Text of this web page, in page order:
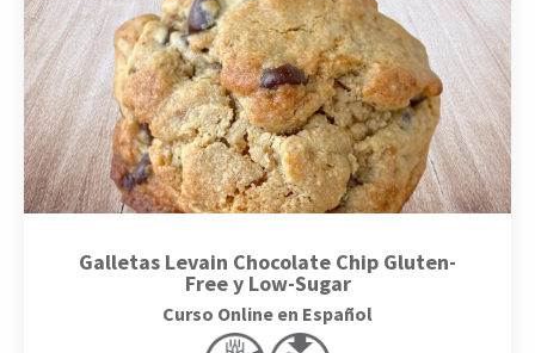
Galletas Levain Chocolate Chip Gluten-
Free y Low-Sugar
Curso Online en Español